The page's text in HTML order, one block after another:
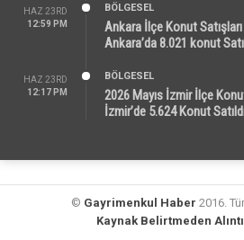
HAZ 23RD
12:59 PM
BÖLGESEL
Ankara İlçe Konut Satışları
Ankara’da 8.021 konut
HAZ 23RD
12:17 PM
BÖLGESEL
2026 Mayıs İzmir İlçe
İzmir’de 5.624 Konut
© Gayrimenkul Haber 2016.
Kaynak Belirtmeden